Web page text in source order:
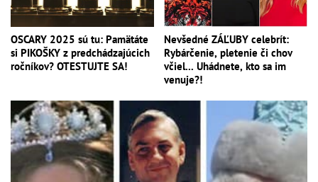
OSCARY 2025 sú tu: Pamätáte
si PIKOŠKY z predchádzajúcich
ročníkov? OTESTUJTE SA!
Nevšedné ZÁĽUBY celebrít:
Rybárčenie, pletenie či chov
včiel... Uhádnete, kto sa im
venuje?!